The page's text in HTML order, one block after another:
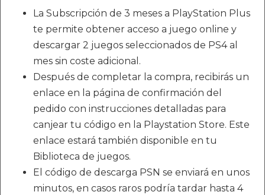
La Subscripción de 3 meses a PlayStation Plus
te permite obtener acceso a juego online y
descargar 2 juegos seleccionados de PS4 al
mes sin coste adicional.
Después de completar la compra, recibirás un
enlace en la página de confirmación del
pedido con instrucciones detalladas para
canjear tu código en la Playstation Store. Este
enlace estará también disponible en tu
Biblioteca de juegos.
El código de descarga PSN se enviará en unos
minutos, en casos raros podría tardar hasta 4